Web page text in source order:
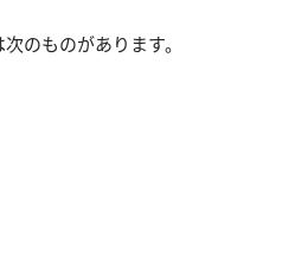
のものがあります。